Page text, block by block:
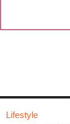
Lifestyle